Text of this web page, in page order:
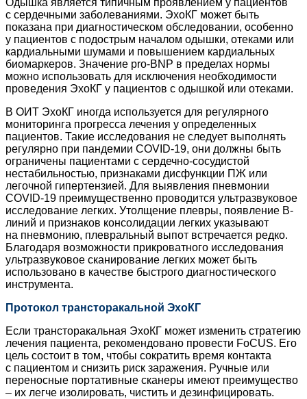
с сердечными заболеваниями. ЭхоКГ может быть
показана при диагностическом обследовании, особенно
у пациентов с подострым началом одышки, отеками или
кардиальными шумами и повышением кардиальных
биомаркеров. Значение ­pro-BNP в пределах нормы
можно использовать для исключения необходимости
проведения ЭхоКГ у пациентов с одышкой или отеками.
В ОИТ ЭхоКГ иногда используется для регулярного
мониторинга прогресса лечения у определенных
пациентов. Такие исследования не следует выполнять
регулярно при пандемии COVID‑19, они должны быть
ограничены пациентами с сердечно-­сосудистой
нестабильностью, признаками дисфункции ПЖ или
легочной гипертензией. Для выявления пневмонии
COVID‑19 преимущественно проводится ультразвуковое
исследование легких. Утолщение плевры, появление ­В-
линий и признаков консолидации легких указывают
на пневмонию, плевральный выпот встречается редко.
Благодаря возможности прикроватного исследования
ультра­звуковое сканирование легких может быть
использовано в качестве быстрого диагностического
инструмента.
Протокол трансторакальной ЭхоКГ
Если трансторакальная ЭхоКГ может изменить стратегию
лечения пациента, рекомендовано провести FoCUS. Его
цель состоит в том, чтобы сократить время контакта
с пациентом и снизить риск заражения. Ручные или
переносные портативные сканеры имеют преимущество
– их легче изолировать, чистить и дезинфицировать.